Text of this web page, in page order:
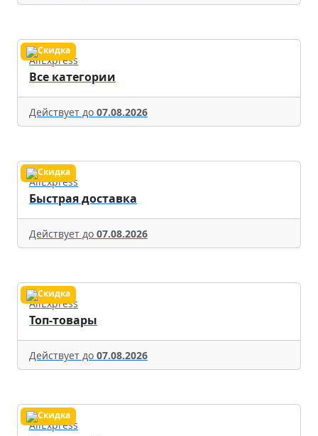
AliExpress
Все категории
Действует до 07.08.2026
AliExpress
Быстрая доставка
Действует до 07.08.2026
AliExpress
Топ-товары
Действует до 07.08.2026
AliExpress